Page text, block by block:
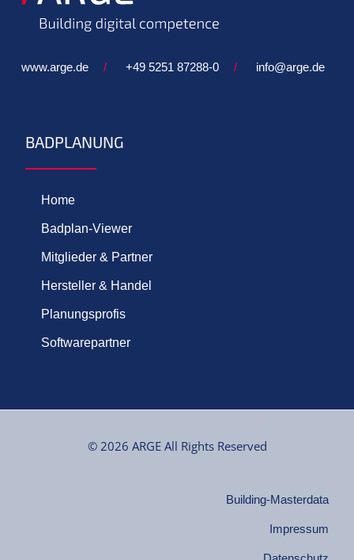
www.arge.de / +49 5251 87288-0 / info@arge.de
BADPLANUNG
Home
Badplan-Viewer
Mitglieder & Partner
Hersteller & Handel
Planungsprofis
Softwarepartner
© 2026 ARGE All Rights Reserved
Building-Masterdata
Impressum